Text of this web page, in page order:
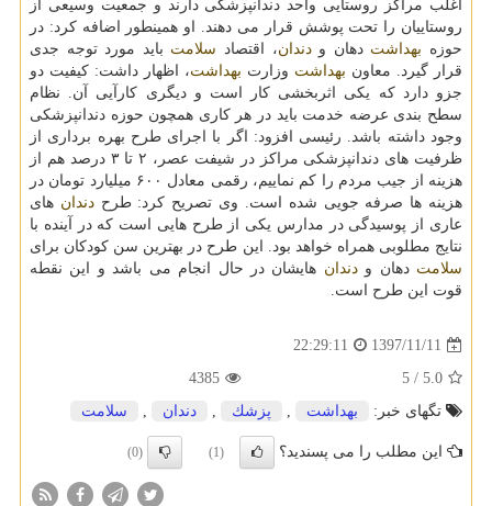
اغلب مراكز روستایی واحد دندانپزشكی دارند و جمعیت وسیعی از
روستاییان را تحت پوشش قرار می دهند. او همینطور اضافه كرد: در
حوزه بهداشت دهان ودندان، اقتصاد سلامت باید مورد توجه جدی
قرار گیرد. معاون بهداشت وزارت بهداشت، اظهار داشت: كیفیت دو
جزو دارد كه یكی اثربخشی كار است و دیگری كارآیی آن. نظام
سطح بندی عرضه خدمت باید در هر كاری همچون حوزه دندانپزشكی
وجود داشته باشد. رئیسی افزود: اگر با اجرای طرح بهره برداری از
ظرفیت های دندانپزشكی مراكز در شیفت عصر، ۲ تا ۳ درصد هم از
هزینه از جیب مردم را كم نماییم، رقمی معادل ۶۰۰ میلیارد تومان در
هزینه ها صرفه جویی شده است. وی تصریح كرد: طرحدندان های
عاری از پوسیدگی در مدارس یكی از طرح هایی است كه در آینده با
نتایج مطلوبی همراه خواهد بود. این طرح در بهترین سن كودكان برای
سلامت دهان ودندان هایشان در حال انجام می باشد و این نقطه
قوت این طرح است.
1397/11/11
22:29:11
5.0
/ 5
4385
تگهای خبر:
بهداشت , پزشك , دندان , سلامت
این مطلب را می پسندید؟ (1)
(0)